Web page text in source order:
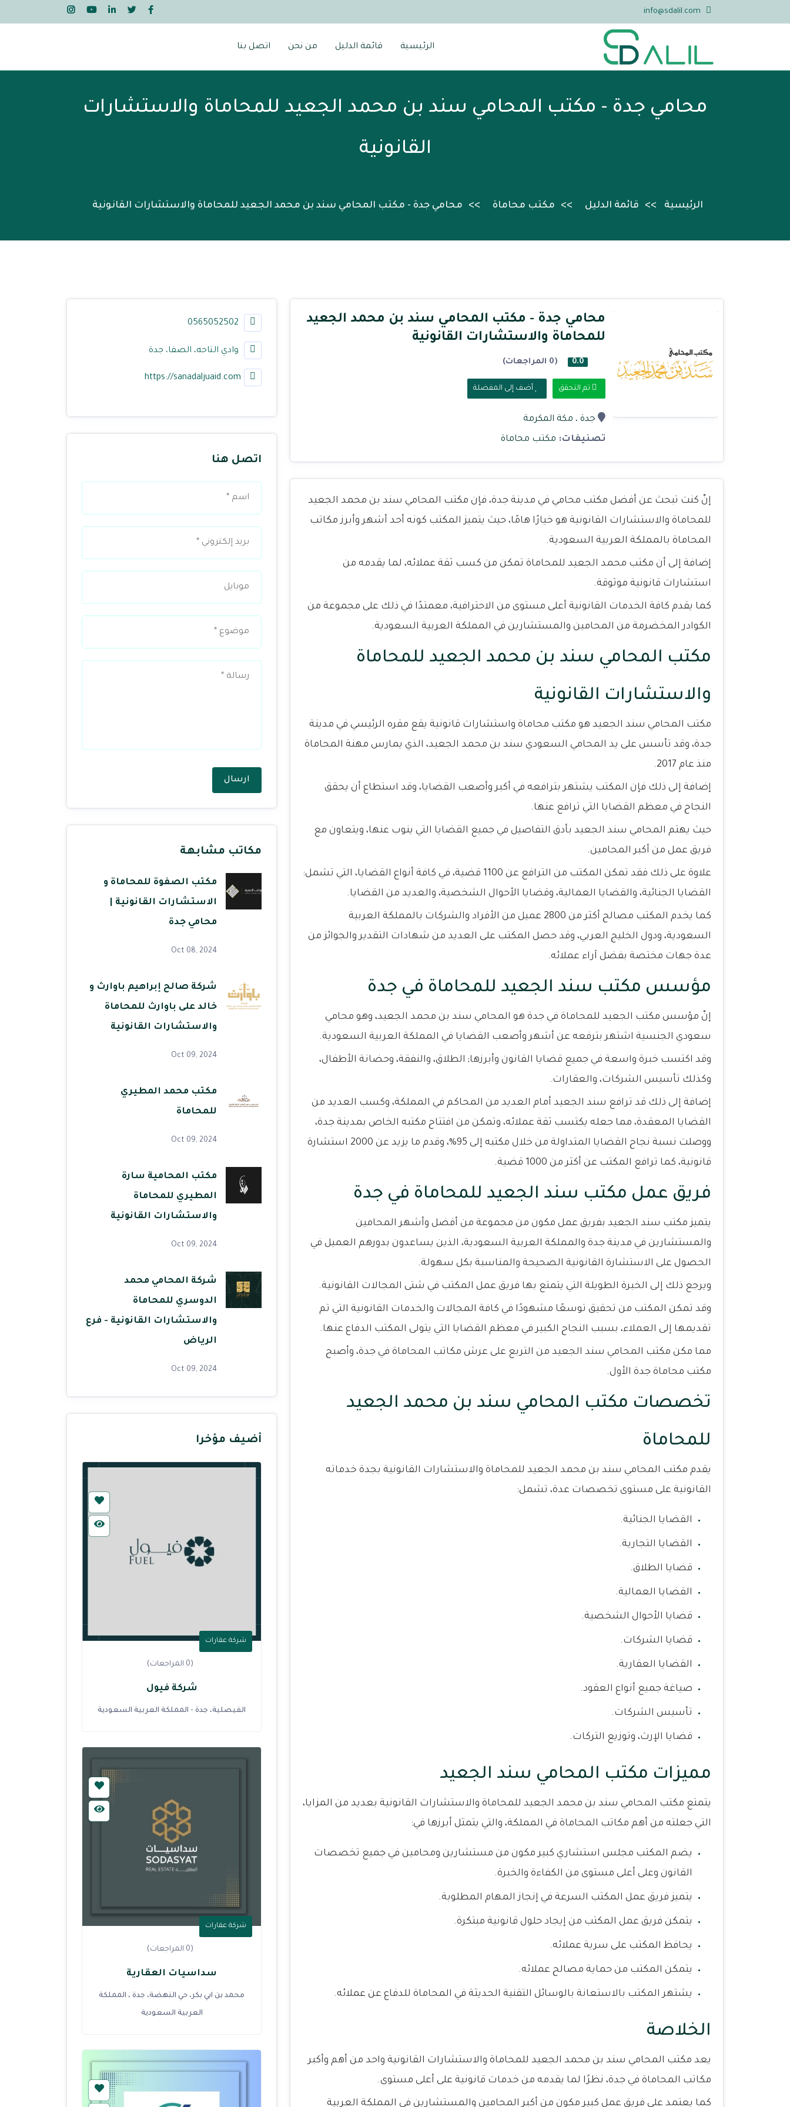
info@sdalil.com
الرئيسية قائمة الدليل من نحن اتصل بنا
محامي جدة - مكتب المحامي سند بن محمد الجعيد للمحاماة والاستشارات
القانونية
الرئيسية قائمة الدليل مكتب محاماة محامي جدة - مكتب المحامي سند بن محمد الجعيد للمحاماة والاستشارات القانونية
محامي جدة - مكتب المحامي سند بن محمد الجعيد
للمحاماة والاستشارات القانونية
0.0 (0 المراجعات)
تم التحقق أضف إلى المفضلة
جدة ، مكة المكرمة
تصنيفات: مكتب محاماة
إنّ كنت تبحث عن أفضل مكتب محامي في مدينة جدة، فإن مكتب المحامي سند بن محمد الجعيد
للمحاماة والاستشارات القانونية هو خيارًا هامًا، حيث يتميز المكتب كونه أحد أشهر وأبرز مكاتب
المحاماة بالمملكة العربية السعودية.
إضافة إلى أن مكتب محمد الجعيد للمحاماة تمكن من كسب ثقة عملائه، لما يقدمه من
استشارات قانونية موثوقة.
كما يقدم كافة الخدمات القانونية أعلى مستوى من الاحترافية، معمتدًا في ذلك على مجموعة من
الكوادر المخضرمة من المحامين والمستشارين في المملكة العربية السعودية.
مكتب المحامي سند بن محمد الجعيد للمحاماة
والاستشارات القانونية
مكتب المحامي سند الجعيد هو مكتب محاماة واستشارات قانونية يقع مقره الرئيسي في مدينة
جدة، وقد تأسس على يد المحامي السعودي سند بن محمد الجعيد، الذي يمارس مهنة المحاماة
منذ عام 2017.
إضافة إلى ذلك فإن المكتب يشتهر بترافعه في أكبر وأصعب القضايا، وقد استطاع أن يحقق
النجاح في معظم القضايا التي ترافع عنها.
حيث يهتم المحامي سند الجعيد بأدق التفاصيل في جميع القضايا التي ينوب عنها، ويتعاون مع
فريق عمل من أكبر المحامين.
علاوة على ذلك فقد تمكن المكتب من الترافع عن 1100 قضية، في كافة أنواع القضايا، التي تشمل:
القضايا الجنائية، والقضايا العمالية، وقضايا الأحوال الشخصية، والعديد من القضايا.
كما يخدم المكتب مصالح أكثر من 2800 عميل من الأفراد والشركات بالمملكة العربية
السعودية، ودول الخليج العربي، وقد حصل المكتب على العديد من شهادات التقدير والجوائز من
عدة جهات مختصة بفضل آراء عملائه.
مؤسس مكتب سند الجعيد للمحاماة في جدة
إنّ مؤسس مكتب الجعيد للمحاماة في جدة هو المحامي سند بن محمد الجعيد، وهو محامي
سعودي الجنسية اشتهر بترفعه عن أشهر وأصعب القضايا في المملكة العربية السعودية.
وقد اكتسب خبرة واسعة في جميع قضايا القانون وأبرزها; الطلاق، والنفقة، وحضانة الأطفال،
وكذلك تأسيس الشركات، والعقارات.
إضافة إلى ذلك قد ترافع سند الجعيد أمام العديد من المحاكم في المملكة، وكسب العديد من
القضايا المعقدة، مما جعله يكتسب ثقة عملائه، وتمكن من افتتاح مكتبه الخاص بمدينة جدة،
ووصلت نسبة نجاح القضايا المتداولة من خلال مكتبه إلى 95%، وقدم ما يزيد عن 2000 استشارة
قانونية، كما ترافع المكتب عن أكثر من 1000 قضية.
فريق عمل مكتب سند الجعيد للمحاماة في جدة
يتميز مكتب سند الجعيد بفريق عمل مكون من مجموعة من أفضل وأشهر المحامين
والمستشارين في مدينة جدة والمملكة العربية السعودية، الذين يساعدون بدورهم العميل في
الحصول على الاستشارة القانونية الصحيحة والمناسبة بكل سهولة.
ويرجع ذلك إلى الخبرة الطويلة التي يتمتع بها فريق عمل المكتب في شتى المجالات القانونية.
وقد تمكن المكتب من تحقيق توسعًا مشهودًا في كافة المجالات والخدمات القانونية التي تم
تقديمها إلى العملاء، بسبب النجاح الكبير في معظم القضايا التي يتولى المكتب الدفاع عنها.
مما مكن مكتب المحامي سند الجعيد من التربع على عرش مكاتب المحاماة في جدة، وأصبح
مكتب محاماة جدة الأول.
تخصصات مكتب المحامي سند بن محمد الجعيد
للمحاماة
يقدم مكتب المحامي سند بن محمد الجعيد للمحاماة والاستشارات القانونية بجدة خدماته
القانونية على مستوى تخصصات عدة، تشمل:
القضايا الجنائية.
القضايا التجارية.
قضايا الطلاق.
القضايا العمالية.
قضايا الأحوال الشخصية.
قضايا الشركات.
القضايا العقارية.
صياغة جميع أنواع العقود.
تأسيس الشركات.
قضايا الإرث، وتوزيع التركات.
مميزات مكتب المحامي سند الجعيد
يتمتع مكتب المحامي سند بن محمد الجعيد للمحاماة والاستشارات القانونية بعديد من المزايا،
التي جعلته من أهم مكاتب المحاماة في المملكة، والتي يتمثل أبرزها في:
يضم المكتب مجلس استشاري كبير مكون من مستشارين ومحامين في جميع تخصصات
القانون وعلى أعلى مستوى من الكفاءة والخبرة.
يتميز فريق عمل المكتب السرعة في إنجاز المهام المطلوبة.
يتمكن فريق عمل المكتب من إيجاد حلول قانونية مبتكرة.
يحافظ المكتب على سرية عملائه.
يتمكن المكتب من حماية مصالح عملائه.
يشتهر المكتب بالاستعانة بالوسائل التقنية الحديثة في المحاماة للدفاع عن عملائه.
الخلاصة
يعد مكتب المحامي سند بن محمد الجعيد للمحاماة والاستشارات القانونية واحد من أهم وأكبر
مكاتب المحاماة في جدة، نظرًا لما يقدمه من خدمات قانونية على أعلى مستوى.
كما يعتمد على فريق عمل كبير مكون من أكبر المحامين والمستشارين في المملكة العربية
وادي التاحه، الصفا، جدة
https://sanadaljuaid.com
اتصل هنا
ارسال
مكاتب مشابهة
مكتب الصفوة للمحاماة و
الاستشارات القانونية |
محامي جدة
Oct 08, 2024
شركة صالح إبراهيم باوارث و
خالد على باوارث للمحاماة
والاستشارات القانونية
Oct 09, 2024
مكتب محمد المطيري
للمحاماة
Oct 09, 2024
مكتب المحامية سارة
المطيري للمحاماة
والاستشارات القانونية
Oct 09, 2024
شركة المحامي محمد
الدوسري للمحاماة
والاستشارات القانونية - فرع
الرياض
Oct 09, 2024
أضيف مؤخرا
شركة عقارات
(0 المراجعات)
شركة فيول
الفيصلية، جدة - المملكة العربية السعودية
شركة عقارات
(0 المراجعات)
سداسيات العقارية
محمد بن ابي بكر، حي النهضة، جدة ، المملكة
العربية السعودية